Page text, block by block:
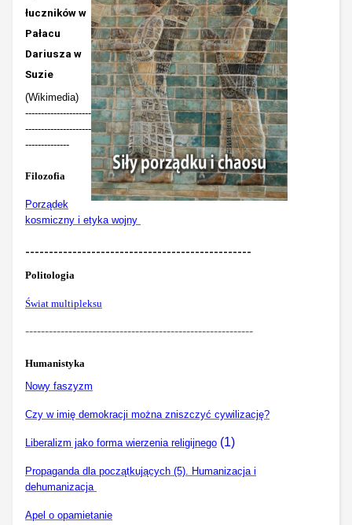
łuczników w
Pałacu
Dariusza w
Suzie
(Wikimedia)
---------------------
---------------------
--------------
Filozofia
Porządek
kosmiczny i etyka wojny
------------------------------------------------
Politologia
Świat multipleksu
----------------------------------------------------------
Humanistyka
Nowy faszyzm
Czy w imię demokracji można zniszczyć cywilizację?
Liberalizm jako forma wierzenia religijnego (1)
Propaganda dla początkujących (5). Humanizacja i
dehumanizacja
Apel o opamietanie